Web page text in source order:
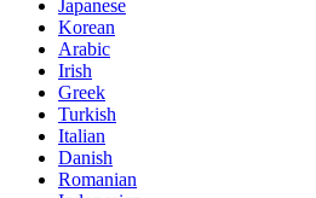
Japanese
Korean
Arabic
Irish
Greek
Turkish
Italian
Danish
Romanian